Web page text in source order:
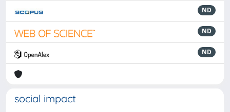
ND
ND
ND
social impact